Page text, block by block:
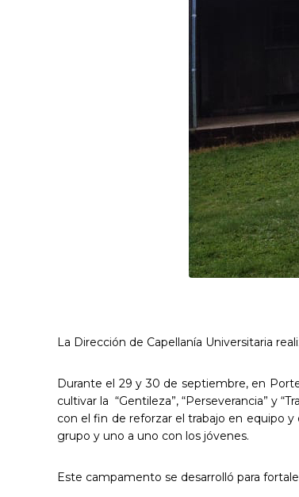
La Dirección de Capellanía Universitaria
Durante el 29 y 30 de septiembre, en
cultivar la “Gentileza”, “Perseverancia” y
con el fin de reforzar el trabajo en equipo
grupo y uno a uno con los jóvenes.
Este campamento se desarrolló para